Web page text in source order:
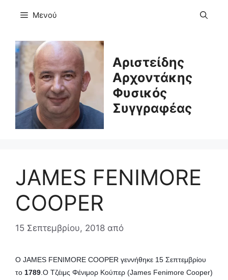
Μενού
Αριστείδης
Αρχοντάκης
Φυσικός
Συγγραφέας
JAMES FENIMORE
COOPER
15 Σεπτεμβρίου, 2018 από
Ο JAMES FENIMORE COOPER γεννήθηκε 15 Σεπτεμβρίου
το 1789 .Ο Τζέιμς Φένιμορ Κούπερ (James Fenimore Cooper)